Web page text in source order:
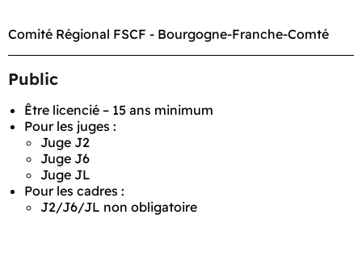
Comité Régional FSCF - Bourgogne-Franche-Comté
Public
Être licencié – 15 ans minimum
Pour les juges :
Juge J2
Juge J6
Juge JL
Pour les cadres :
J2/J6/JL non obligatoire